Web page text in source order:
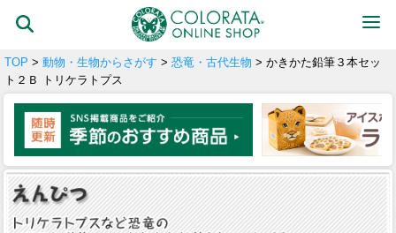
TOP > 動物・生物からさがす > 恐竜・古代生物 > かきかた鉛筆３本セッ
ト２Ｂ トリケラトプス